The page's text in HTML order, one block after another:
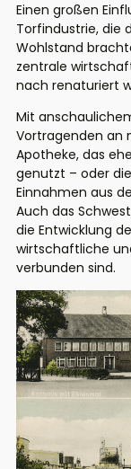
Einen großen
Torfindustrie, die
Wohlstand
zentrale
nach renaturiert
Mit
Vortragenden an
Apotheke, das
genutzt – oder
Einnahmen aus
Auch das
die Entwicklung
wirtschaftliche
verbunden sind.